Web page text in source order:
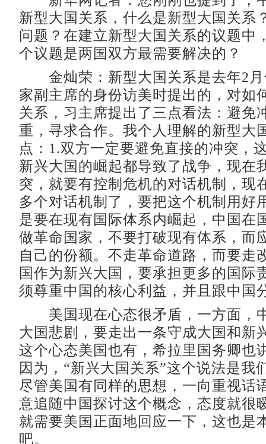
新型大国关系，什么是新型大国关系
问题？在建立新型大国关系的议题中
个议题是两国双方最需要解决的？
金灿荣：新型大国关系是去年2月
家副主席的身份访美时提出的，对如
关系，习主席提出了三点看法：避免
重，寻求合作。我个人理解的新型大
点：1.双方一定要避免直接的冲突，
新兴大国的崛起都导致了战争，现在
突，就要有控制危机的对话机制，现
多个对话机制了，要把这个机制用好
是要在现有国际体系内崛起，中国在
做革命国家，不要打破现有体系，而
自己的份额。不走革命道路，而要走
国作为新兴大国，要承担更多的国际
须尊重中国的核心利益，并且跟中国
美国现在心态很矛盾，一方面，
大国悲剧，要走出一条守成大国和新
这个心态美国也有，希拉里国务卿也
因为，“新兴大国关系”这个说法是我
尽管美国有同样的思想，一向重视话
意追随中国探讨这个概念，态度就很
就需要美国正面地回应一下，这也是
吧。